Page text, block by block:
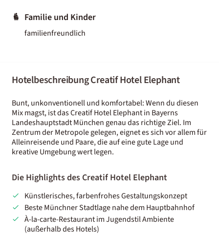
Familie und Kinder
familienfreundlich
Hotelbeschreibung Creatif Hotel Elephant
Bunt, unkonventionell und komfortabel: Wenn du diesen
Mix magst, ist das Creatif Hotel Elephant in Bayerns
Landeshauptstadt München genau das richtige Ziel. Im
Zentrum der Metropole gelegen, eignet es sich vor allem für
Alleinreisende und Paare, die auf eine gute Lage und
kreative Umgebung wert legen.
Die Highlights des Creatif Hotel Elephant
Künstlerisches, farbenfrohes Gestaltungskonzept
Beste Münchner Stadtlage nahe dem Hauptbahnhof
À-la-carte-Restaurant im Jugendstil Ambiente
(außerhalb des Hotels)